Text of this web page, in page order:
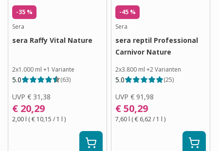
-35 %
Sera
sera Raffy Vital Nature
2x1.000 ml +1 Variante
5.0 (63)
UVP € 31,38
€ 20,29
2,00 l (€ 10,15 / 1 l )
-45 %
Sera
sera reptil Professional
Carnivor Nature
2x3.800 ml +2Varianten
5.0 (25)
UVP € 91,98
€ 50,29
7,60 l (€ 6,62/ 1 l )